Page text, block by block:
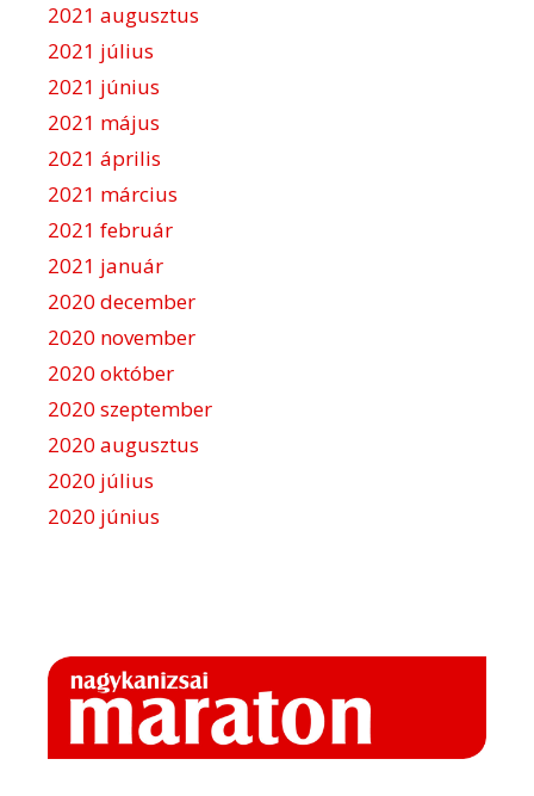
2021 augusztus
2021 július
2021 június
2021 május
2021 április
2021 március
2021 február
2021 január
2020 december
2020 november
2020 október
2020 szeptember
2020 augusztus
2020 július
2020 június